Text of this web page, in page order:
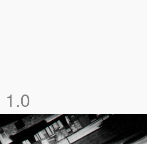
1.0